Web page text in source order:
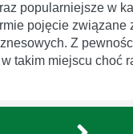
popularniejsze w
pojęcie związane
Z
takim miejscu choć